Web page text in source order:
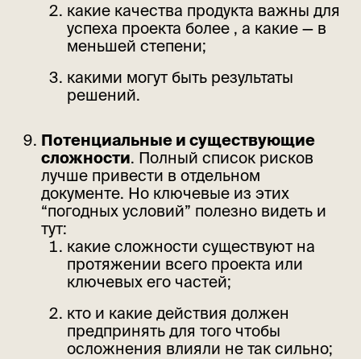
какие качества продукта важны для
успеха проекта более , а какие — в
меньшей степени;
какими могут быть результаты
решений.
Потенциальные и существующие
сложности. Полный список рисков
лучше привести в отдельном
документе. Но ключевые из этих
“погодных условий” полезно видеть и
тут:
какие сложности существуют на
протяжении всего проекта или
ключевых его частей;
кто и какие действия должен
предпринять для того чтобы
осложнения влияли не так сильно;